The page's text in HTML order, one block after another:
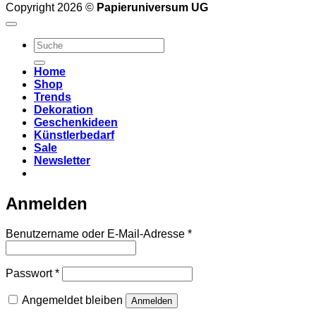
Copyright 2026 © Papieruniversum UG
Suche
nach:
Home
Shop
Trends
Dekoration
Geschenkideen
Künstlerbedarf
Sale
Newsletter
Anmelden
Benutzername oder E-Mail-Adresse *Erforderlich
Passwort*Erforderlich
Angemeldet bleiben Anmelden